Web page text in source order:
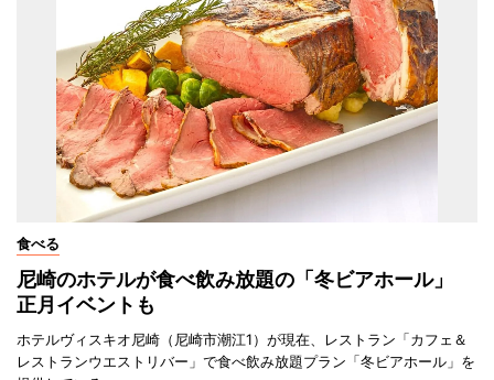
食べる
尼崎のホテルが食べ飲み放題の「冬ビアホール」
正月イベントも
ホテルヴィスキオ尼崎（尼崎市潮江1）が現在、レストラン「カフェ＆
レストランウエストリバー」で食べ飲み放題プラン「冬ビアホール」を